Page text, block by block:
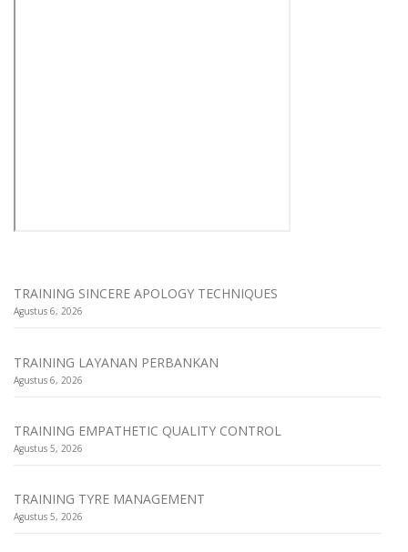
TRAINING SINCERE APOLOGY TECHNIQUES
Agustus 6, 2026
TRAINING LAYANAN PERBANKAN
Agustus 6, 2026
TRAINING EMPATHETIC QUALITY CONTROL
Agustus 5, 2026
TRAINING TYRE MANAGEMENT
Agustus 5, 2026